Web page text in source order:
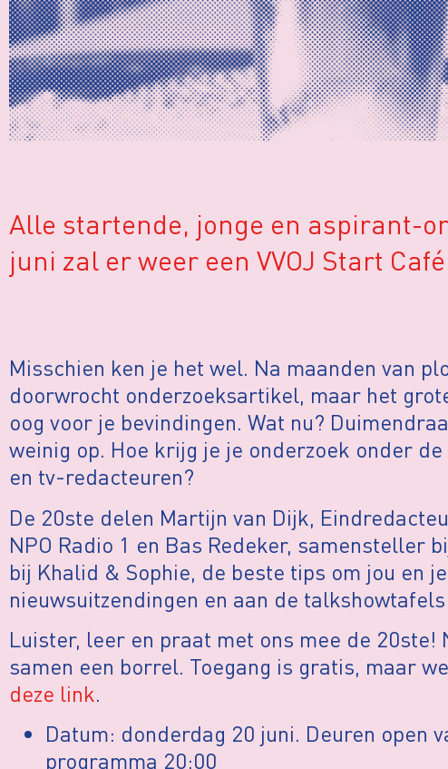
Alle startende, jonge en aspirant-
juni zal er weer een VVOJ Start
Misschien ken je het wel. Na maanden van
doorwrocht onderzoeksartikel, maar het
oog voor je bevindingen. Wat nu?
weinig op. Hoe krijg je je onderzoek onder
en tv-redacteuren?
De 20ste delen Martijn van Dijk,
NPO Radio 1 en Bas Redeker, samensteller
bij Khalid & Sophie, de beste tips om jou en
nieuwsuitzendingen en aan de
Luister, leer en praat met ons mee de 20ste!
samen een borrel. Toegang is gratis, maar
deze link.
Datum: donderdag 20 juni. Deuren open
programma 20:00